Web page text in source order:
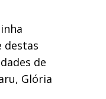
destas
de
Glória